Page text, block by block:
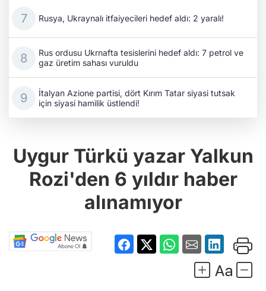
Rusya, Ukraynalı itfaiyecileri hedef aldı: 2 yaralı!
Rus ordusu Ukrnafta tesislerini hedef aldı: 7 petrol ve
gaz üretim sahası vuruldu
İtalyan Azione partisi, dört Kırım Tatar siyasi tutsak
için siyasi hamilik üstlendi!
Uygur Türkü yazar Yalkun
Rozi'den 6 yıldır haber
alınamıyor